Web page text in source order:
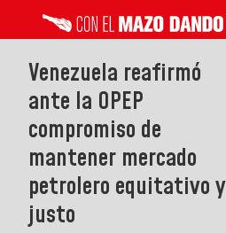
Venezuela reafirmó
ante la OPEP
compromiso de
mantener mercado
petrolero equitativo y
justo